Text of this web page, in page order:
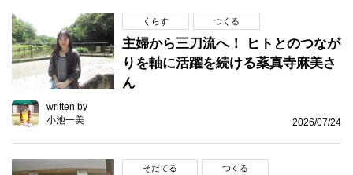
くらす つくる
主婦から三刀流へ！ ヒトとのつなが
りを軸に活躍を続ける薬真寺麻美さ
ん
written by
小池一美
2026/07/24
そだてる つくる